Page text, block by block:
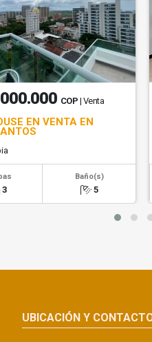
COP | Venta
EN VENTA EN
3
Baño(s)
5
UBICACIÓN Y